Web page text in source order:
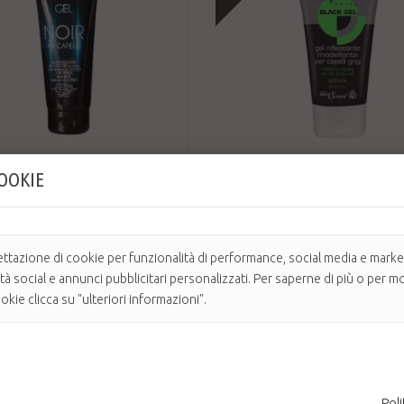
Fissaggio leggero. Ridà colore ai
lucidi e ...
Gel riflessante modellante per capelli
Formato: 150 ml
di cookie per funzionalità di performance, social media e
social e annunci pubblicitari personalizzati. Per saperne di più o per
clicca su "ulteriori informazioni".